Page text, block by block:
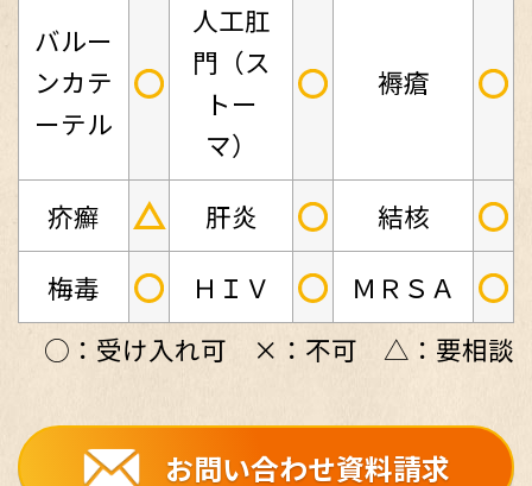
バルー
ンカテ
ーテル
○
人工肛
門（ス
トー
マ）
○ 褥瘡 ○
疥癬 △ 肝炎 ○ 結核 ○
梅毒 ○ ＨＩＶ ○ ＭＲＳＡ ○
○：受け入れ可 ×：不可 △：要相談
お問い合わせ資料請求